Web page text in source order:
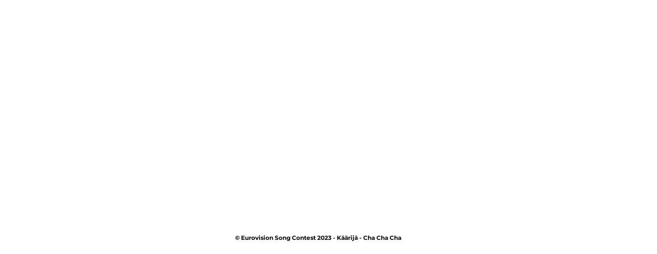
© Eurovision Song Contest 2023 - Käärijä - Cha Cha Cha